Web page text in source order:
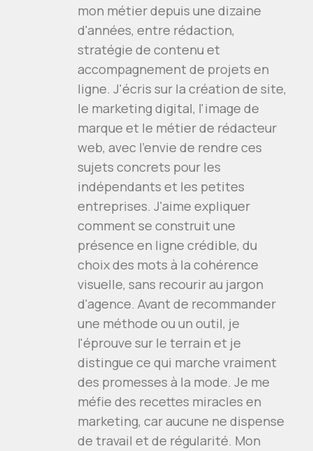
mon métier depuis une dizaine
d'années, entre rédaction,
stratégie de contenu et
accompagnement de projets en
ligne. J'écris sur la création de site,
le marketing digital, l'image de
marque et le métier de rédacteur
web, avec l'envie de rendre ces
sujets concrets pour les
indépendants et les petites
entreprises. J'aime expliquer
comment se construit une
présence en ligne crédible, du
choix des mots à la cohérence
visuelle, sans recourir au jargon
d'agence. Avant de recommander
une méthode ou un outil, je
l'éprouve sur le terrain et je
distingue ce qui marche vraiment
des promesses à la mode. Je me
méfie des recettes miracles en
marketing, car aucune ne dispense
de travail et de régularité. Mon